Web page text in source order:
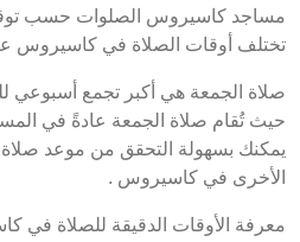
مساجد كاسيروس الصلوات حسب
تختلف أوقات الصلاة في كاسيروس
صلاة الجمعة هي أكبر تجمع
حيث تُقام صلاة الجمعة عادةً في
يمكنك بسهولة التحقق من موعد
الأخرى في كاسيروس .
معرفة الأوقات الدقيقة للصلاة